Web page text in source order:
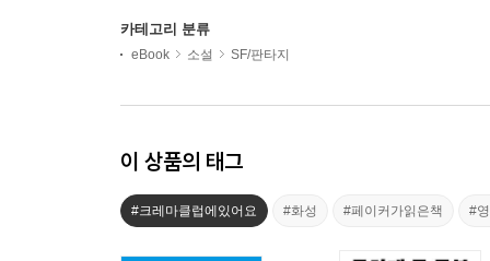
카테고리 분류
eBook 소설 SF/판타지
이 상품의 태그
#크레마클럽에있어요 #화성 #페이커가읽은책 #